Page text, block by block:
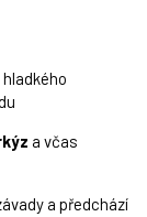
a včas
a předchází